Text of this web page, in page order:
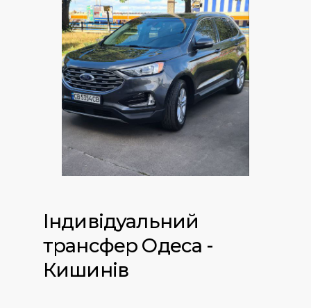
Індивідуальний
трансфер Одеса -
Кишинів